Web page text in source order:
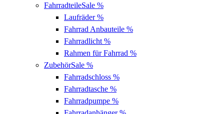
FahrradteileSale %
Laufräder%
Fahrrad Anbauteile %
Fahrradlicht %
Rahmen für Fahrrad %
ZubehörSale %
Fahrradschloss %
Fahrradtasche %
Fahrradpumpe %